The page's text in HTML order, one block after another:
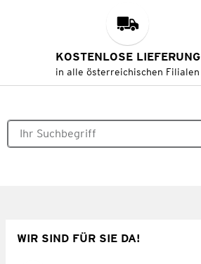
KOSTENLOSE LIEFERUNG
in alle österreichischen Filialen
WIR SIND FÜR SIE DA!